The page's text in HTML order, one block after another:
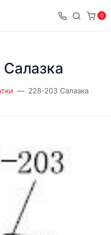
0
228-203 Салазка